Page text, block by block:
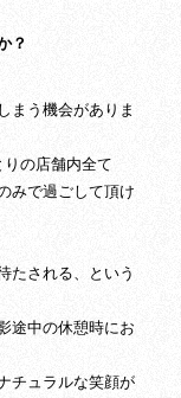
？
まう機会がありま
の店舗内全て
みで過ごして頂け
たされる、という
途中の休憩時にお
チュラルな笑顔が